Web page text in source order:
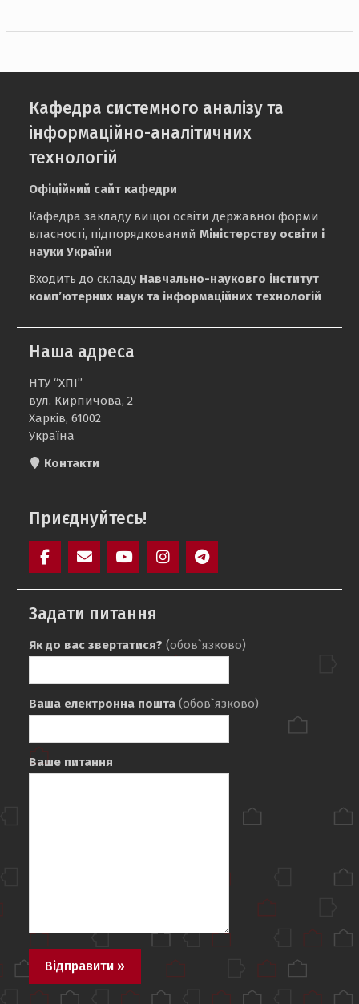
Кафедра системного аналізу та
інформаційно-аналітичних
технологій
Офіційний сайт кафедри
Кафедра закладу вищої освіти державної форми
власності, підпорядкованийМіністерству освіти і
науки України
Входить до складу Навчально-науковго інститут
комп’ютерних наук та інформаційних технологій
Наша адреса
НТУ “ХПІ”
вул. Кирпичова, 2
Харків, 61002
Україна
Контакти
Приєднуйтесь!
Задати питання
Як до вас звертатися? (обов`язково)
Ваша електронна пошта (обов`язково)
Ваше питання